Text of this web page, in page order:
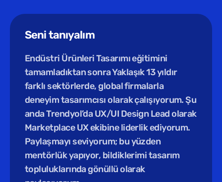
Seni tanıyalım
Endüstri Ürünleri Tasarımı eğitimini
tamamladıktan sonra Yaklaşık 13 yıldır
farklı sektörlerde, global firmalarla
deneyim tasarımcısı olarak çalışıyorum. Şu
anda Trendyol’da UX/UI Design Lead olarak
Marketplace UX ekibine liderlik ediyorum.
Paylaşmayı seviyorum; bu yüzden
mentörlük yapıyor, bildiklerimi tasarım
topluluklarında gönüllü olarak